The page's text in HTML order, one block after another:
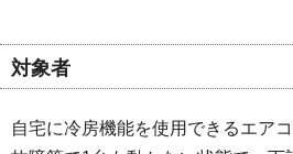
対象者
自宅に冷房機能を使用できるエア